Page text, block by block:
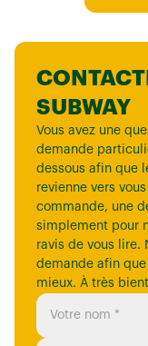
SUBWAY
Vous avez une
demande
dessous afin que
revienne vers
commande, une
simplement pour
ravis de vous lire.
demande afin
mieux. À très